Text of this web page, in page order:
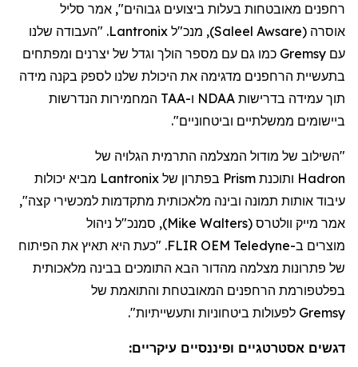
רחפנים מאובטחות בעלות ביצועים גבוהים", אמר סליל
אוסרה (
Saleel Awsare
), מנכ"ל Lantronix. "העבודה שלנו
עם Gremsy כמו גם עם מספר הולך וגדל של יצרנים ומפתחים
בתעשיית הרחפנים מדגימה את היכולת שלנו לספק בקנה מידה
תוך עמידה בדרישות NDAA ו-TAA המחמירות הנדרשות
ביישומים ממשלתיים וביטחוניים".
"השילוב של מודול המצלמה התרמית הגלויה של
Hadron ותוכנת Prism בפתרון של Lantronix מביא יכולות
עיבוד אותות תמונה ובינה מלאכותית מתקדמות למכשירי קצה",
אמר מייק וולטרס (
Mike Walters
), סמנכ"ל ניהול
מוצרים ב-Teledyne
FLIR OEM. "כעת היא תאיץ את הפיתוח
של פתרונות מצלמה מהדור הבא התומכים בבינה מלאכותית
בפלטפורמת הרחפנים המאובטחת והתואמת של
Gremsy לפעולות ביטחוניות ותעשייתיות".
דגשים אסטרטגיים ופיננסיים עיקריים: